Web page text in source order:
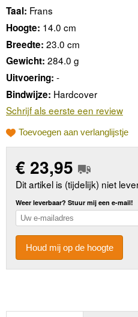
Taal: Frans
Hoogte: 14.0 cm
Breedte: 23.0 cm
Gewicht: 284.0 g
Uitvoering: -
Bindwijze: Hardcover
Schrijf als eerste een review
Toevoegen aan verlanglijstje
€ 23,95
Dit artikel is (tijdelijk) niet
Weer leverbaar? Stuur mij een e-mail!
Houd mij op de hoogte